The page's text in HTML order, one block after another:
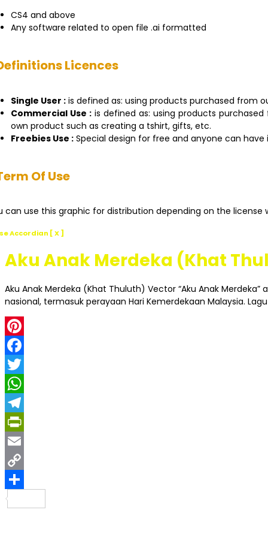
CS4 and above
Any software related to open file .ai formatted
Licences
Single User : is defined as: using products purchased from
Commercial Use : is defined as: using products
own product such as creating a tshirt, gifts, etc.
Freebies Use : Special design for free and anyone can
Of Use
can use this graphic for distribution depending on the
Accordian [ X ]
Aku Anak Merdeka (Khat
Aku Anak Merdeka (Khat Thuluth) Vector “Aku Anak
nasional, termasuk perayaan Hari Kemerdekaan Malaysia.
Pinterest
Facebook
Twitter
WhatsApp
Telegram
PrintFriendly
Email
Copy
Link